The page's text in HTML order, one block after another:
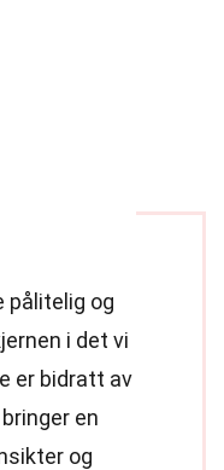
pålitelig og
i det vi
er bidratt av
en
og